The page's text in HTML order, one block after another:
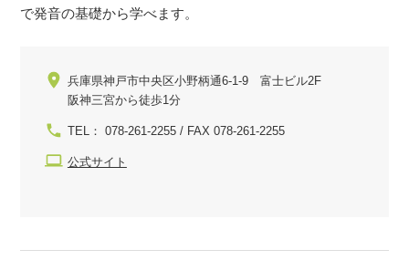
で発音の基礎から学べます。
兵庫県神戸市中央区小野柄通6-1-9 富士ビル2F
阪神三宮から徒歩1分
TEL： 078-261-2255 / FAX 078-261-2255
公式サイト